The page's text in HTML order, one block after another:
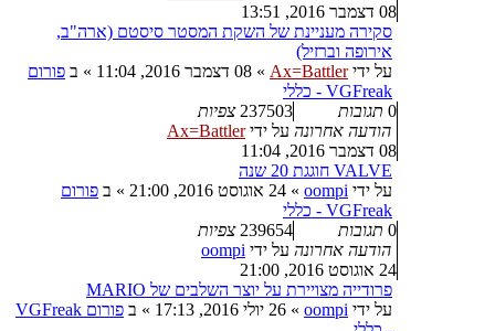
08 דצמבר 2016, 13:51
סקירה מעניינת של השקת המסטר סיסטם (ארה"ב,
אירופה וברזיל)
על ידיAx=Battler
» 08 דצמבר 2016, 11:04 » ב פורום
VGFreak - כללי
0 תגובות 237503 צפיות
הודעה אחרונה על ידיAx=Battler
08 דצמבר 2016, 11:04
VALVE חוגגת 20 שנה
על ידי oompi
» 24 אוגוסט 2016, 21:00 » ב פורום
VGFreak - כללי
0 תגובות 239654 צפיות
הודעה אחרונה על ידי oompi
24 אוגוסט 2016, 21:00
פרודייה מצויירת על יוצר השלבים של MARIO
על ידי oompi
» 26 יולי 2016, 17:13 » ב
פורום VGFreak